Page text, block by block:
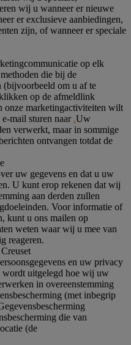
wij u wanneer er nieuwe
er exclusieve aanbiedingen,
zijn, of wanneer er speciale
op elk
die bij de
(bijvoorbeeld om u af te
op de afmeldlink
onze marketingactiviteiten wilt
mail sturen naar .Uw
verwerkt, maar in sommige
ontvangen totdat de
uw gegevens en dat u uw
U kunt erop rekenen dat wij
aan derden zullen
Voor informatie of
kunt u ons mailen op
weten waar wij u mee van
reageren.
en uw privacy
wordt uitgelegd hoe wij uw
in overeenstemming
(met inbegrip
die van
(de